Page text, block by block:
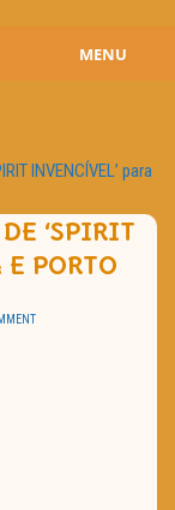
MENU
INVENCÍVEL’ para
‘SPIRIT
PORTO